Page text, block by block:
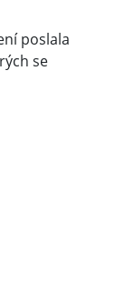
poslala
se